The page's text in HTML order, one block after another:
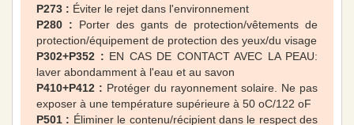
P273 : Éviter le rejet dans l'environnement
P280 : Porter des gants de protection/vêtements de
protection/équipement de protection des yeux/du visage
P302+P352 : EN CAS DE CONTACT AVEC LA PEAU:
laver abondamment à l'eau et au savon
P410+P412 : Protéger du rayonnement solaire. Ne pas
exposer à une température supérieure à 50 oC/122 oF
P501 : Éliminer le contenu/récipient dans le respect des